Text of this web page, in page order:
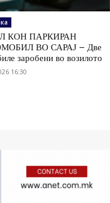
КОН ПАРКИРАН
ВО САРАЈ – Две
заробени во возилото
16:30